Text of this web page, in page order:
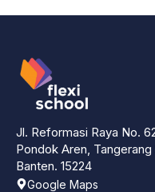
Jl. Reformasi Raya No.
Pondok Aren, Tangerang
Banten. 15224
Google Maps